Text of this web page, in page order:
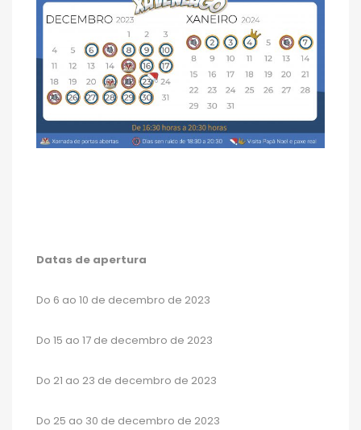
Datas de apertura
Do 6 ao 10 de decembro de 2023
Do 15 ao 17 de decembro de 2023
Do 21 ao 23 de decembro de 2023
Do 25 ao 30 de decembro de 2023